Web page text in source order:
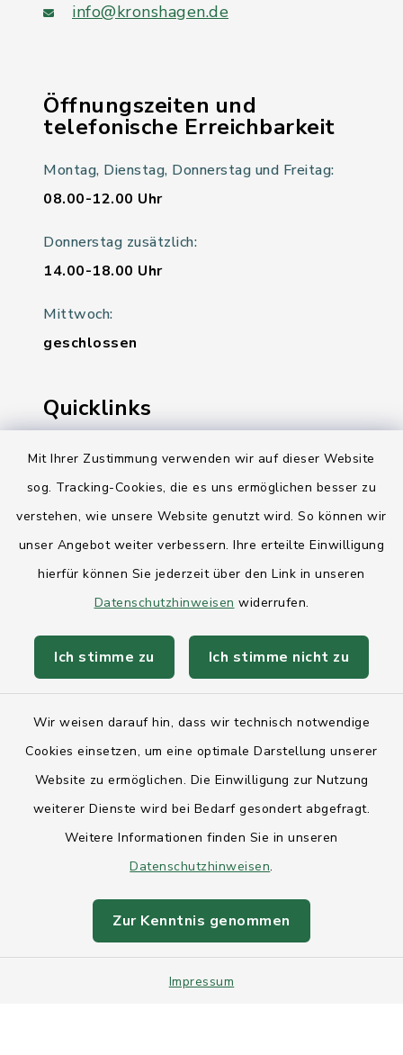
Mit Ihrer Zustimmung verwenden wir auf dieser Website
sog. Tracking-Cookies, die es uns ermöglichen besser zu
verstehen, wie unsere Website genutzt wird. So können wir
unser Angebot weiter verbessern. Ihre erteilte Einwilligung
hierfür können Sie jederzeit über den Link in unseren
Datenschutzhinweisen widerrufen.
Ich stimme zu Ich stimme nicht zu
Wir weisen darauf hin, dass wir technisch notwendige
Cookies einsetzen, um eine optimale Darstellung unserer
Website zu ermöglichen. Die Einwilligung zur Nutzung
weiterer Dienste wird bei Bedarf gesondert abgefragt.
Weitere Informationen finden Sie in unseren
Datenschutzhinweisen.
Zur Kenntnis genommen
Impressum
info@kronshagen.de
Öffnungszeiten und
telefonische Erreichbarkeit
Montag, Dienstag, Donnerstag und Freitag:
08.00-12.00 Uhr
Donnerstag zusätzlich:
14.00-18.00 Uhr
Mittwoch:
geschlossen
Quicklinks
Ihre Behördennummer 115
Landesregierung Schleswig-Holstein
AktivRegion Mittelholstein
Anfahrt
Datenschutz
Sitemap
Intranet